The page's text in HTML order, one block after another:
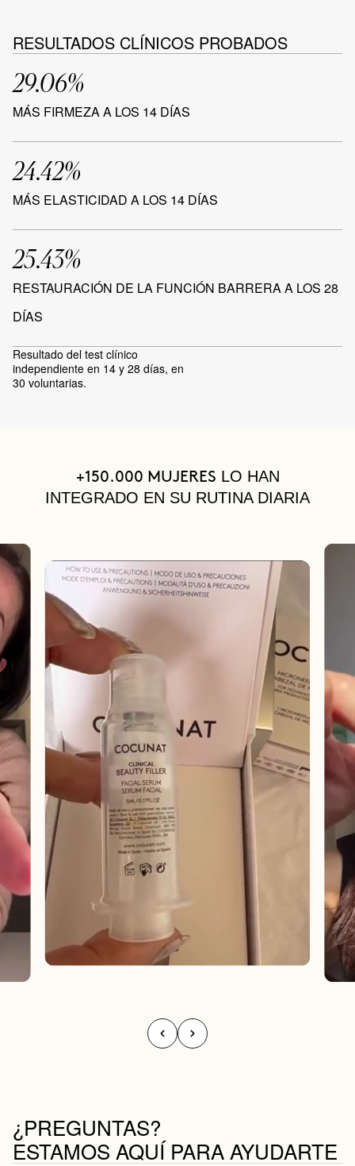
RESULTADOS CLÍNICOS PROBADOS
29.06%
MÁS FIRMEZA A LOS 14 DÍAS
24.42%
MÁS ELASTICIDAD A LOS 14 DÍAS
25.43%
RESTAURACIÓN DE LA FUNCIÓN BARRERA A LOS 28
DÍAS
Resultado del test clínico
independiente en 14 y 28 días, en
30 voluntarias.
+150.000 MUJERES LO HAN
INTEGRADO EN SU RUTINA DIARIA
¿PREGUNTAS?
ESTAMOS AQUÍ PARA AYUDARTE